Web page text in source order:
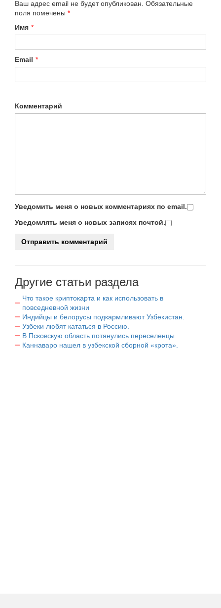
Ваш адрес email не будет опубликован. Обязательные
поля помечены *
Имя *
Email *
Комментарий
Уведомить меня о новых комментариях по email.
Уведомлять меня о новых записях почтой.
Другие статьи раздела
Что такое криптокарта и как использовать в
повседневной жизни
Индийцы и белорусы подкармливают Узбекистан.
Узбеки любят кататься в Россию.
В Псковскую область потянулись переселенцы
Каннаваро нашел в узбекской сборной «крота».